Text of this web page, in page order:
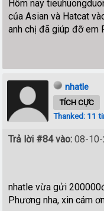
Hôm nay
của Asian và Hatcat
anh chị đã giúp đỡ em
nhatle
TÍCH CỰC
Thanked: 11
Trả lời #84 vào: 08-
nhatle vừa gửi
Phương nha, xin cám